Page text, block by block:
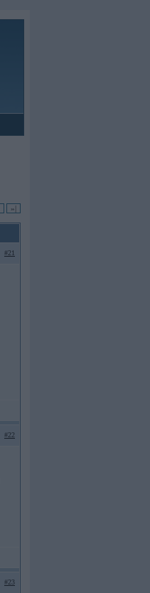
»|
#21
#22
#23